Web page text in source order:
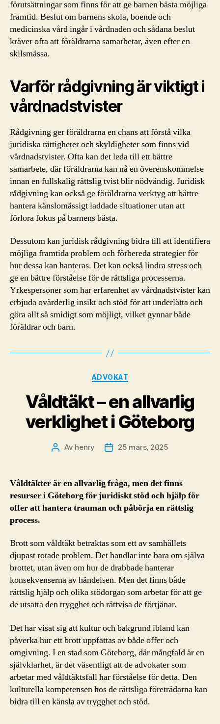
förutsättningar som finns för att ge barnen bästa möjliga
framtid. Beslut om barnens skola, boende och
medicinska vård ingår i vårdnaden och sådana beslut
kräver ofta att föräldrarna samarbetar, även efter en
skilsmässa.
Varför rådgivning är viktigt i
vårdnadstvister
Rådgivning ger föräldrarna en chans att förstå vilka
juridiska rättigheter och skyldigheter som finns vid
vårdnadstvister. Ofta kan det leda till ett bättre
samarbete, där föräldrarna kan nå en överenskommelse
innan en fullskalig rättslig tvist blir nödvändig. Juridisk
rådgivning kan också ge föräldrarna verktyg att bättre
hantera känslomässigt laddade situationer utan att
förlora fokus på barnens bästa.
Dessutom kan juridisk rådgivning bidra till att identifiera
möjliga framtida problem och förbereda strategier för
hur dessa kan hanteras. Det kan också lindra stress och
ge en bättre förståelse för de rättsliga processerna.
Yrkespersoner som har erfarenhet av vårdnadstvister kan
erbjuda ovärderlig insikt och stöd för att underlätta och
göra allt så smidigt som möjligt, vilket gynnar både
föräldrar och barn.
Kategorier
ADVOKAT
Våldtäkt – en allvarlig
verklighet i Göteborg
Inläggsförfattare
Av henry Inläggsdatum
25 mars, 2025
Våldtäkter är en allvarlig fråga, men det finns
resurser i Göteborg för juridiskt stöd och hjälp för
offer att hantera trauman och påbörja en rättslig
process.
Brott som våldtäkt betraktas som ett av samhällets
djupast rotade problem. Det handlar inte bara om själva
brottet, utan även om hur de drabbade hanterar
konsekvenserna av händelsen. Men det finns både
rättslig hjälp och olika stödorgan som arbetar för att ge
de utsatta den trygghet och rättvisa de förtjänar.
Det har visat sig att kultur och bakgrund ibland kan
påverka hur ett brott uppfattas av både offer och
omgivning. I en stad som Göteborg, där mångfald är en
självklarhet, är det väsentligt att de advokater som
arbetar med våldtäktsfall har förståelse för detta. Den
kulturella kompetensen hos de rättsliga företrädarna kan
bidra till en känsla av trygghet och stöd.